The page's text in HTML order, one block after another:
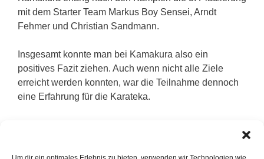
mit dem Starter Team Markus Boy Sensei, Arndt
Fehmer und Christian Sandmann.
Insgesamt konnte man bei Kamakura also ein
positives Fazit ziehen. Auch wenn nicht alle Ziele
erreicht werden konnten, war die Teilnahme dennoch
eine Erfahrung für die Karateka.
unverbindlichen Probetraining willkommen.